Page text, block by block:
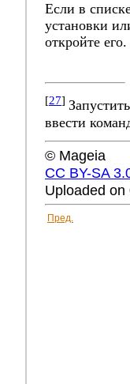
Если в
установки
откройте
[27]
ввести
© Mageia
CC BY-SA
Uploaded
Пред.